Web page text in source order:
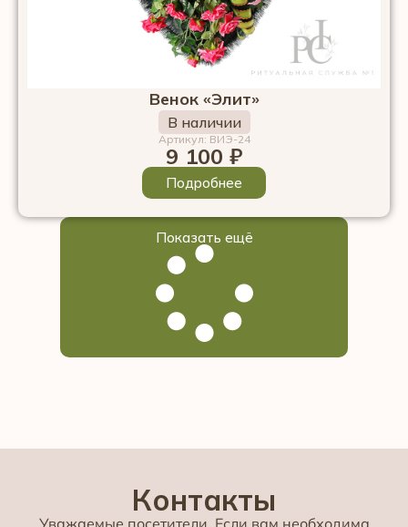
Венок «Элит»
В наличии
Артикул: ВИЭ-24
9 100 ₽
Подробнее
Показать ещё
Контакты